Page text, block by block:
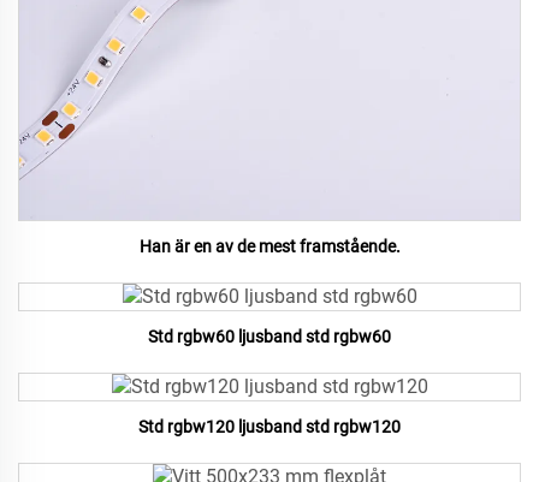
Han är en av de mest framstående.
Std rgbw60 ljusband std rgbw60
Std rgbw120 ljusband std rgbw120